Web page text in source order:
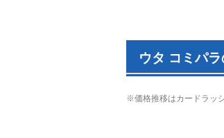
ウタ コミパ
※価格推移はカードラッ